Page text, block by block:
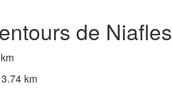
de Niafles
km